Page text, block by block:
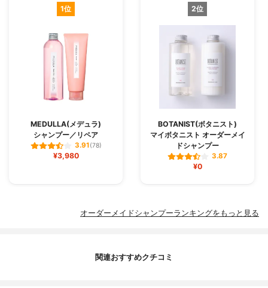
1位
MEDULLA(メデュラ)
シャンプー／リペア
3.91(78)
¥3,980
2位
BOTANIST(ボタニスト)
マイボタニスト オーダーメイ
ドシャンプー
3.87
¥0
オーダーメイドシャンプーランキングをもっと見る
関連おすすめクチコミ